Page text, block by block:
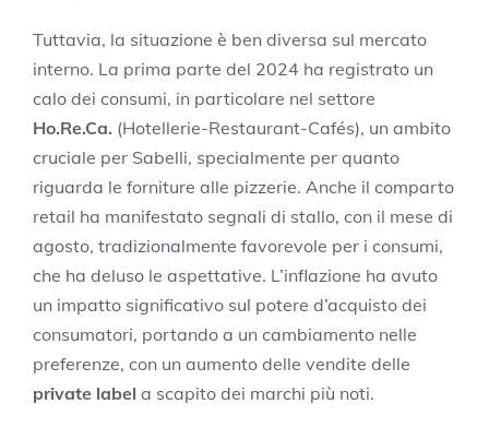
Tuttavia, la situazione è ben diversa sul mercato
interno. La prima parte del 2024 ha registrato un
calo dei consumi, in particolare nel settore
Ho.Re.Ca. (Hotellerie-Restaurant-Cafés), un ambito
cruciale per Sabelli, specialmente per quanto
riguarda le forniture alle pizzerie. Anche il comparto
retail ha manifestato segnali di stallo, con il mese di
agosto, tradizionalmente favorevole per i consumi,
che ha deluso le aspettative. L’inflazione ha avuto
un impatto significativo sul potere d’acquisto dei
consumatori, portando a un cambiamento nelle
preferenze, con un aumento delle vendite delle
private label a scapito dei marchi più noti.